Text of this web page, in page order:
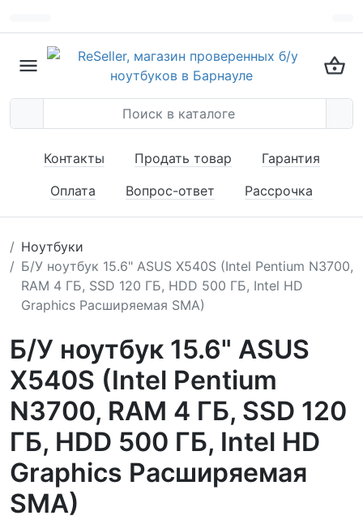
Контакты Продать товар
Гарантия
Оплата
Вопрос-ответ Рассрочка
Ноутбуки
Б/У ноутбук 15.6" ASUS X540S (Intel Pentium N3700,
RAM 4 ГБ, SSD 120 ГБ, HDD 500 ГБ, Intel HD
Graphics Расширяемая SMA)
Б/У ноутбук 15.6" ASUS
X540S (Intel Pentium
N3700, RAM 4 ГБ, SSD 120
ГБ, HDD 500 ГБ, Intel HD
Graphics Расширяемая
SMA)